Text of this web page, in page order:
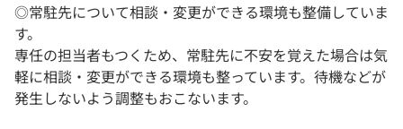
◎常駐先について相談・変更ができる環境も整備していま
す。
専任の担当者もつくため、常駐先に不安を覚えた場合は気
軽に相談・変更ができる環境も整っています。待機などが
発生しないよう調整もおこないます。